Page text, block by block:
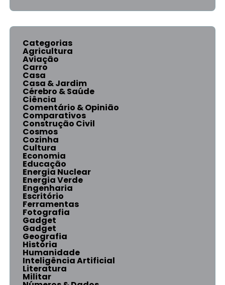
Categorias
Agricultura
Aviação
Carro
Casa
Casa & Jardim
Cérebro & Saúde
Ciência
Comentário & Opinião
Comparativos
Construção Civil
Cosmos
Cozinha
Cultura
Economia
Educação
Energia Nuclear
Energia Verde
Engenharia
Escritório
Ferramentas
Fotografia
Gadget
Gadget
Geografia
História
Humanidade
Inteligência Artificial
Literatura
Militar